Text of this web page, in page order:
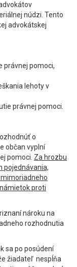
núdzi. Tento
advokátskej
právnej pomoci,
lehoty v
právnej pomoci.
o
občan vyplní
pomoci. Za hrozbu
pojednávania,
proti
nároku na
rozhodnutia
sa po posúdení
žiadateľ nespĺňa